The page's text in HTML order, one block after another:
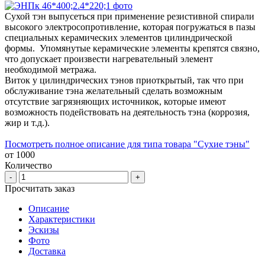
Сухой тэн выпусеться при применение резистивной спирали
высокого электросопротивление, которая погружаться в пазы
специальных керамических элементов цилиндрической
формы. Упомянутые керамические элементы крепятся связно,
что допускает произвести нагревательный элемент
необходимой метража.
Виток у цилиндрических тэнов приоткрытый, так что при
обслуживание тэна желательный сделать возможным
отсутствие загрязняющих источникок, которые имеют
возможность подействовать на деятельность тэна (коррозия,
жир и т.д.).
Посмотреть полное описание для типа товара "Сухие тэны"
от 1000
Количество
- +
Просчитать заказ
Описание
Характеристики
Эскизы
Фото
Доставка